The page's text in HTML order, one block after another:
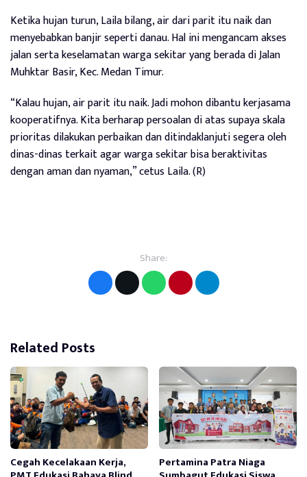
Ketika hujan turun, Laila bilang, air dari parit itu naik dan
menyebabkan banjir seperti danau. Hal ini mengancam akses
jalan serta keselamatan warga sekitar yang berada di Jalan
Muhktar Basir, Kec. Medan Timur.
“Kalau hujan, air parit itu naik. Jadi mohon dibantu kerjasama
kooperatifnya. Kita berharap persoalan di atas supaya skala
prioritas dilakukan perbaikan dan ditindaklanjuti segera oleh
dinas-dinas terkait agar warga sekitar bisa beraktivitas
dengan aman dan nyaman,” cetus Laila. (R)
Share:
Related Posts
Cegah Kecelakaan Kerja, Pertamina Patra Niaga